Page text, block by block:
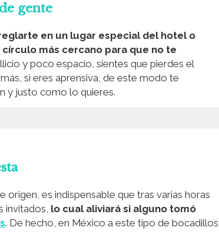
gente
en un lugar especial del hotel o
más cercano para que no te
y poco espacio, sientes que pierdes el
si eres aprensiva, de este modo te
y justo como lo quieres.
origen, es indispensable que tras varias horas
invitados, lo cual aliviará si alguno tomó
. De hecho, en México a este tipo de bocadillos